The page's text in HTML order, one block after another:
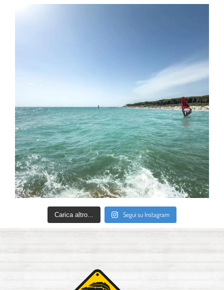
Carica altro... Segui su Instagram